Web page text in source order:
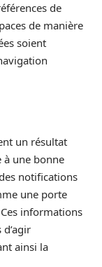
de
de manière
soient
un résultat
à une bonne
notifications
une porte
informations
ainsi la